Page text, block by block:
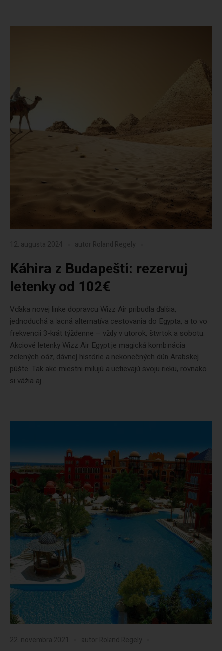
12. augusta 2024 autor Roland Regely
Káhira z Budapešti: rezervuj
letenky od 102€
Vďaka novej linke dopravcu Wizz Air pribudla ďalšia,
jednoduchá a lacná alternatíva cestovania do Egypta, a to vo
frekvencii 3-krát týždenne – vždy v utorok, štvrtok a sobotu.
Akciové letenky Wizz Air Egypt je magická kombinácia
zelených oáz, dávnej histórie a nekonečných dún Arabskej
púšte. Tak ako miestni milujú a uctievajú svoju rieku, rovnako
si vážia aj...
22. novembra 2021 autor Roland Regely